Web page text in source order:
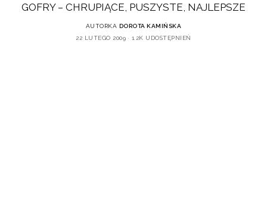
GOFRY – CHRUPIĄCE, PUSZYSTE, NAJLEPSZE
AUTORKA DOROTA KAMIŃSKA
22 LUTEGO 2009
1.2K UDOSTĘPNIEŃ